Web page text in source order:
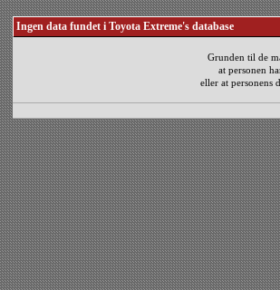
Ingen data fundet i Toyota Extreme's database
Grunden til de
at personen
eller at personens